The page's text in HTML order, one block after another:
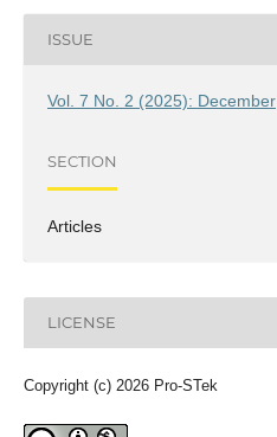
ISSUE
Vol. 7 No. 2 (2025): December
SECTION
Articles
LICENSE
Copyright (c) 2026 Pro-STek